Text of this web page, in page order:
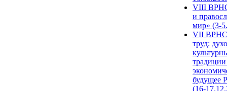
VIII
и
мир» (3-
VII ВРНС
труд:
будущее
(16-